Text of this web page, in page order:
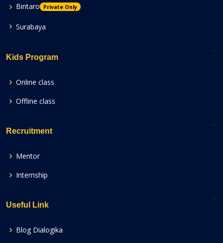
Bintaro
Private Only
Surabaya
Kids Program
Online class
Offline class
Recruitment
Mentor
Internship
Useful Link
Blog Dialogika